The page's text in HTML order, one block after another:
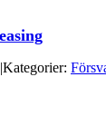
|Kategorier: